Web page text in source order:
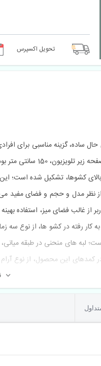
تحویل اکسپرس
طرفین و یک طبقه جادار بالای
مدل و حجم و فضای مفید
از غالب فضای میز، استفاده
رفته در کشو ها، از نوع سه
های منحنی در طبقه میانی،
این محصول، از نوع